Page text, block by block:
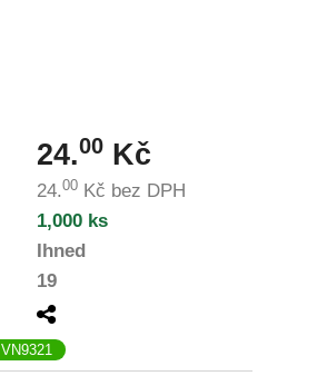
24.00 Kč
24.00 Kč bez DPH
1,000 ks
Ihned
19